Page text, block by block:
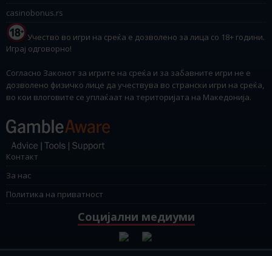
casinobonus.rs
Учество во игри на среќа е дозволено за лица со 18+ години.
Играј одговорно!
Согласно Законот за игрите на среќа и за забавните игри не е
дозволено физичко лице да учествува во странски игри на среќа,
во кои влоговите се уплаќаат на територијата на Македонија.
Контакт
За нас
Политика на приватност
Социјални медиуми